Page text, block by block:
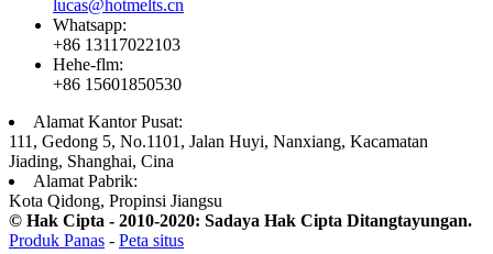
lucas@hotmelts.cn
Whatsapp:
+86 13117022103
Hehe-flm:
+86 15601850530
Alamat Kantor Pusat:
111, Gedong 5, No.1101, Jalan Huyi, Nanxiang, Kacamatan
Jiading, Shanghai, Cina
Alamat Pabrik:
Kota Qidong, Propinsi Jiangsu
© Hak Cipta - 2010-2020: Sadaya Hak Cipta Ditangtayungan.
Produk Panas - Peta situs